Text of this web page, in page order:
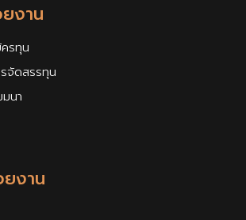
งาน
งาน
รทุน
จัดสรรทุน
นา